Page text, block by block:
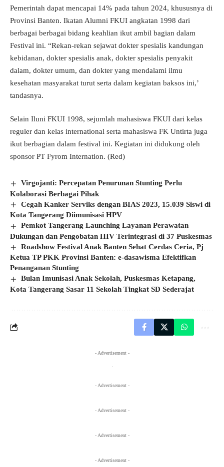
Pemerintah dapat mencapai 14% pada tahun 2024, khususnya di
Provinsi Banten. Ikatan Alumni FKUI angkatan 1998 dari
berbagai berbagai bidang keahlian ikut ambil bagian dalam
Festival ini. “Rekan-rekan sejawat dokter spesialis kandungan
kebidanan, dokter spesialis anak, dokter spesialis penyakit
dalam, dokter umum, dan dokter yang mendalami ilmu
kesehatan masyarakat turut serta dalam kegiatan baksos ini,’
tandasnya.
Selain Iluni FKUI 1998, sejumlah mahasiswa FKUI dari kelas
reguler dan kelas international serta mahasiswa FK Untirta juga
ikut berbagian dalam festival ini. Kegiatan ini didukung oleh
sponsor PT Fyrom Internation. (Red)
Virgojanti: Percepatan Penurunan Stunting Perlu
Kolaborasi Berbagai Pihak
Cegah Kanker Serviks dengan BIAS 2023, 15.039 Siswi di
Kota Tangerang Diimunisasi HPV
Pemkot Tangerang Launching Layanan Perawatan
Dukungan dan Pengobatan HIV Terintegrasi di 37 Puskesmas
Roadshow Festival Anak Banten Sehat Cerdas Ceria, Pj
Ketua TP PKK Provinsi Banten: e-dasawisma Efektifkan
Penanganan Stunting
Bulan Imunisasi Anak Sekolah, Puskesmas Ketapang,
Kota Tangerang Sasar 11 Sekolah Tingkat SD Sederajat
- Advertisement -
- Advertisement -
- Advertisement -
- Advertisement -
- Advertisement -